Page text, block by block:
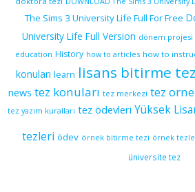
The Sims 3 University Life Full For Free
University Life Full Version dönem projesi
education History how to articles how to
konuları learn lisans bitirme
news tez konuları tez merkezi tez
tez yazım kuralları tez ödevleri Yüksek
tezleri ödev örnek bitirme tezi örnek
üniversite tez